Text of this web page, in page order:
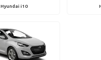
Hyundai i10